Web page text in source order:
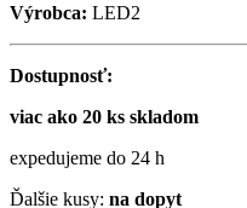
Výrobca: LED2
Dostupnosť:
viac ako 20 ks skladom
expedujeme do 24 h
Ďalšie kusy: na dopyt